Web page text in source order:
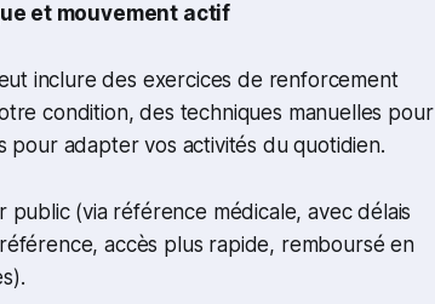
et mouvement actif
inclure des exercices de renforcement
condition, des techniques manuelles pour
pour adapter vos activités du quotidien.
(via référence médicale, avec délais
accès plus rapide, remboursé en